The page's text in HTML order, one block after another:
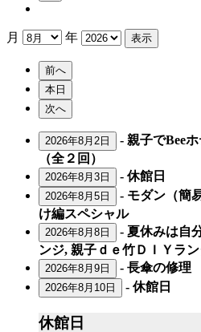
月 年
前へ
本日
次へ
2026年8月2日 - 親子でBee
（全２回）
2026年8月3日 - 休館日
2026年8月5日 - モダン（簡
け編スペシャル
2026年8月8日 - 夏休みは自
ンジ, 親子ｄｅ竹ＤＩＹラ
2026年8月9日 - 長傘の修理
2026年8月10日 - 休館日
休
休館日